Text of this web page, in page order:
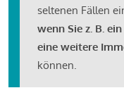
seltenen Fällen
wenn Sie z. B.
eine weitere
können.